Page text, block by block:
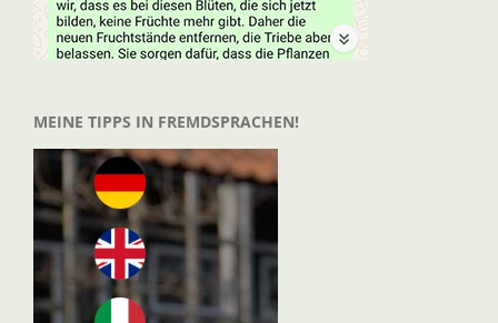
MEINE TIPPS IN FREMDSPRACHEN!